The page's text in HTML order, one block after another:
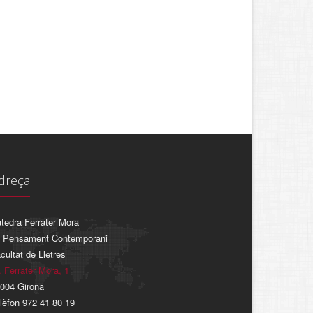
Ferrater Mora
Pensament Contemporani
de Lletres
Ferrater Mora, 1
Girona
972 41 80 19